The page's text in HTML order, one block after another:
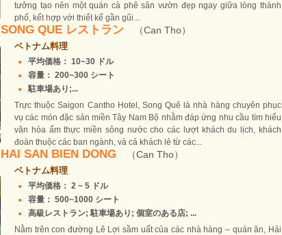
tưởng tạo nên một quán cà phê sân vườn đẹp ngay giữa lòng thành
phố, kết hợp với thiết kế gần gũi...
SONG QUE レストラン （Can Tho）
ベトナム料理
平均価格： 10~30 ドル
容量： 200~300 シート
駐車場あり;...
Trực thuộc Saigon Cantho Hotel, Song Quê là nhà hàng chuyên phục
vụ các món đặc sản miền Tây Nam Bộ nhằm đáp ứng nhu cầu tìm hiểu
văn hóa ẩm thực miền sông nước cho các lượt khách du lịch, khách
đoàn thuộc các ban ngành, và cả khách lẻ từ các...
HAI SAN BIEN DONG （Can Tho）
ベトナム料理
平均価格： 2 ~ 5 ドル
容量： 500~1000 シート
高級レストラン; 駐車場あり; 個室のある店; ...
Nằm trên con đường Lê Lợi sầm uất của các nhà hàng – quán ăn, Hải